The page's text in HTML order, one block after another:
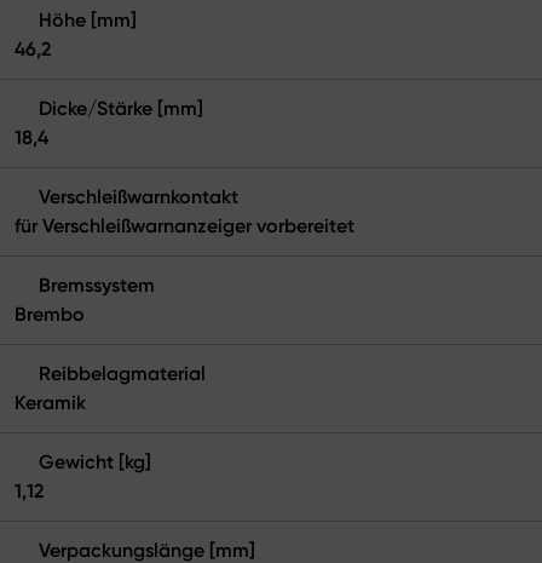
Höhe [mm]
46,2
Dicke/Stärke [mm]
18,4
Verschleißwarnkontakt
für Verschleißwarnanzeiger vorbereitet
Bremssystem
Brembo
Reibbelagmaterial
Keramik
Gewicht [kg]
1,12
Verpackungslänge [mm]